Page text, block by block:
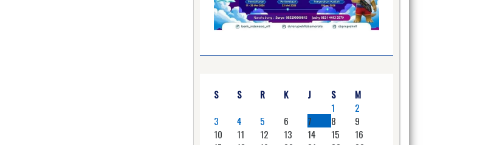
S S R K J S
M
1
2
3
4 5 6 7 8
9
10
11 12 13 14 15
16